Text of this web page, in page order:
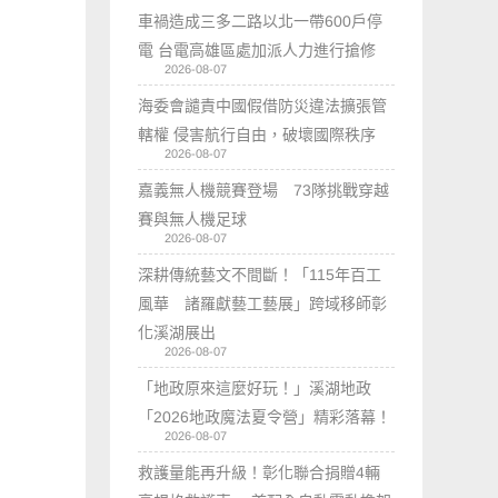
車禍造成三多二路以北一帶600戶停
電 台電高雄區處加派人力進行搶修
2026-08-07
海委會譴責中國假借防災違法擴張管
轄權 侵害航行自由，破壞國際秩序
2026-08-07
嘉義無人機競賽登場 73隊挑戰穿越
賽與無人機足球
2026-08-07
深耕傳統藝文不間斷！「115年百工
風華 諸羅獻藝工藝展」跨域移師彰
化溪湖展出
2026-08-07
「地政原來這麼好玩！」溪湖地政
「2026地政魔法夏令營」精彩落幕！
2026-08-07
救護量能再升級！彰化聯合捐贈4輛